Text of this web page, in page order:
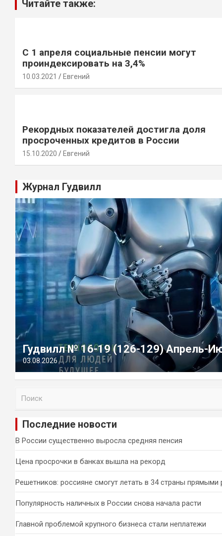
Читайте также:
С 1 апреля социальные пенсии могут
проиндексировать на 3,4%
10.03.2021 Евгений
Рекордных показателей достигла доля
просроченных кредитов в России
15.10.2020 Евгений
Журнал Гудвилл
Гудвилл № 16-19 (126-129) Апрель-
03.08.2026
и
Последние новости
В России существенно выросла средняя пенсия
Цена просрочки в банках вышла на рекорд
Решетников: россияне смогут летать в 34 страны прямыми
Популярность наличных в России снова начала расти
Главной проблемой крупного бизнеса стали неплатежи